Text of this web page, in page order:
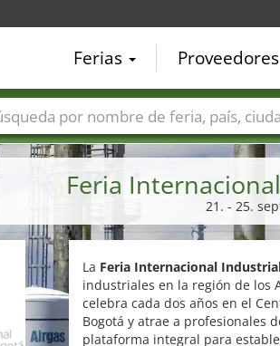
Feria
21. - 25.
La Feria Internacional
industriales en la región de los
celebra cada dos años en el
Bogotá y atrae a profesionales
plataforma integral para
Ferias Proveedores
Nombres de ferias Países Ciudades